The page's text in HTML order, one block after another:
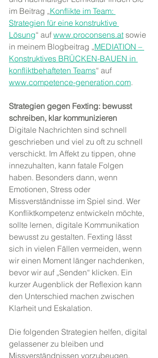
im Beitrag „Konflikte im Team:
Strategien für eine konstruktive
Lösung“ auf www.proconsens.at sowie
in meinem Blogbeitrag „MEDIATION –
Konstruktives BRÜCKEN-BAUEN in
konfliktbehafteten Teams“ auf
www.competence-generation.com.
Strategien gegen Fexting: bewusst
schreiben, klar kommunizieren
Digitale Nachrichten sind schnell
geschrieben und viel zu oft zu schnell
verschickt. Im Affekt zu tippen, ohne
innezuhalten, kann fatale Folgen
haben. Besonders dann, wenn
Emotionen, Stress oder
Missverständnisse im Spiel sind. Wer
Konfliktkompetenz entwickeln möchte,
sollte lernen, digitale Kommunikation
bewusst zu gestalten. Fexting lässt
sich in vielen Fällen vermeiden, wenn
wir einen Moment länger nachdenken,
bevor wir auf „Senden“ klicken. Ein
kurzer Augenblick der Reflexion kann
den Unterschied machen zwischen
Klarheit und Eskalation.
Die folgenden Strategien helfen, digital
gelassener zu bleiben und
Missverständnissen vorzubeugen,